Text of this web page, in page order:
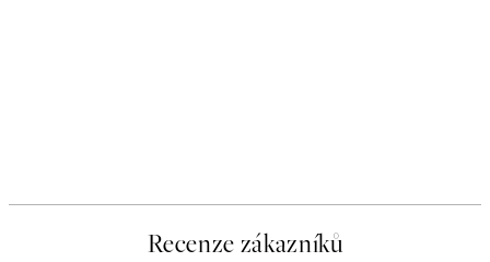
Recenze zákazníků